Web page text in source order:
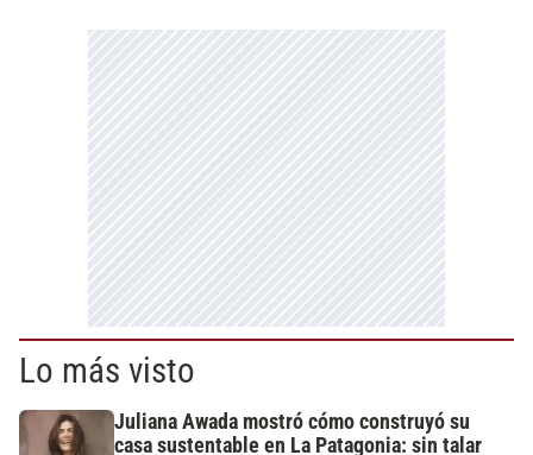
Lo más visto
Juliana Awada mostró cómo construyó su
casa sustentable en La Patagonia: sin talar